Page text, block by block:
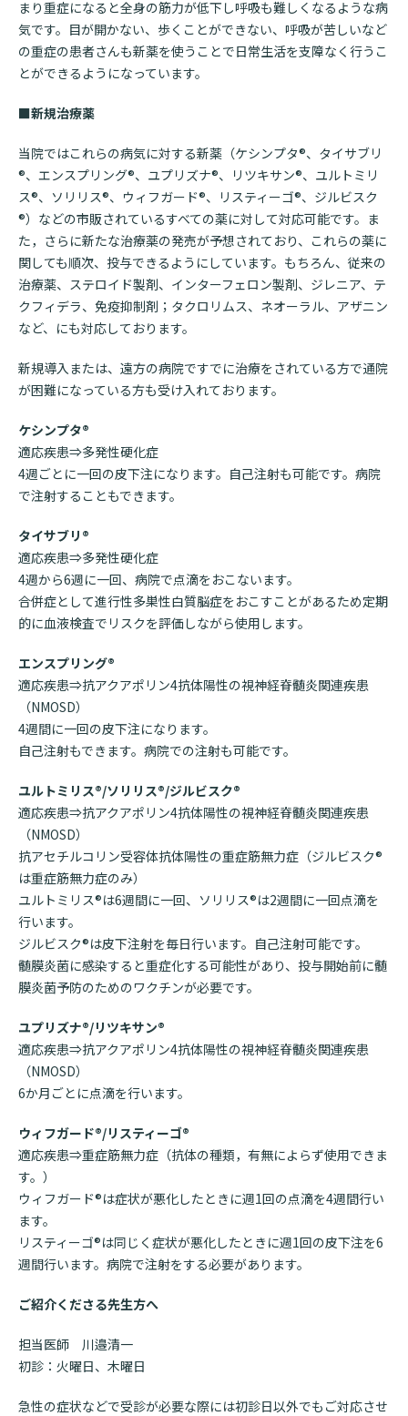
まり重症になると全身の筋力が低下し呼吸も難しくなるような病
気です。目が開かない、歩くことができない、呼吸が苦しいなど
の重症の患者さんも新薬を使うことで日常生活を支障なく行うこ
とができるようになっています。
■新規治療薬
当院ではこれらの病気に対する新薬（ケシンプタ®、タイサブリ
®、エンスプリング®、ユプリズナ®、リツキサン®、ユルトミリ
ス®、ソリリス®、ウィフガード®、リスティーゴ®、ジルビスク
®）などの市販されているすべての薬に対して対応可能です。ま
た，さらに新たな治療薬の発売が予想されており、これらの薬に
関しても順次、投与できるようにしています。もちろん、従来の
治療薬、ステロイド製剤、インターフェロン製剤、ジレニア、テ
クフィデラ、免疫抑制剤；タクロリムス、ネオーラル、アザニン
など、にも対応しております。
新規導入または、遠方の病院ですでに治療をされている方で通院
が困難になっている方も受け入れております。
ケシンプタ®
適応疾患⇒多発性硬化症
4週ごとに一回の皮下注になります。自己注射も可能です。病院
で注射することもできます。
タイサブリ®
適応疾患⇒多発性硬化症
4週から6週に一回、病院で点滴をおこないます。
合併症として進行性多巣性白質脳症をおこすことがあるため定期
的に血液検査でリスクを評価しながら使用します。
エンスプリング®
適応疾患⇒抗アクアポリン4抗体陽性の視神経脊髄炎関連疾患
（NMOSD）
4週間に一回の皮下注になります。
自己注射もできます。病院での注射も可能です。
ユルトミリス®/ソリリス®/ジルビスク®
適応疾患⇒抗アクアポリン4抗体陽性の視神経脊髄炎関連疾患
（NMOSD）
抗アセチルコリン受容体抗体陽性の重症筋無力症（ジルビスク®
は重症筋無力症のみ）
ユルトミリス®は6週間に一回、ソリリス®は2週間に一回点滴を
行います。
ジルビスク®は皮下注射を毎日行います。自己注射可能です。
髄膜炎菌に感染すると重症化する可能性があり、投与開始前に髄
膜炎菌予防のためのワクチンが必要です。
ユプリズナ®/リツキサン®
適応疾患⇒抗アクアポリン4抗体陽性の視神経脊髄炎関連疾患
（NMOSD）
6か月ごとに点滴を行います。
ウィフガード®/リスティーゴ®
適応疾患⇒重症筋無力症（抗体の種類，有無によらず使用できま
す。）
ウィフガード®は症状が悪化したときに週1回の点滴を4週間行い
ます。
リスティーゴ®は同じく症状が悪化したときに週1回の皮下注を6
週間行います。病院で注射をする必要があります。
ご紹介くださる先生方へ
担当医師 川邉清一
初診：火曜日、木曜日
急性の症状などで受診が必要な際には初診日以外でもご対応させ